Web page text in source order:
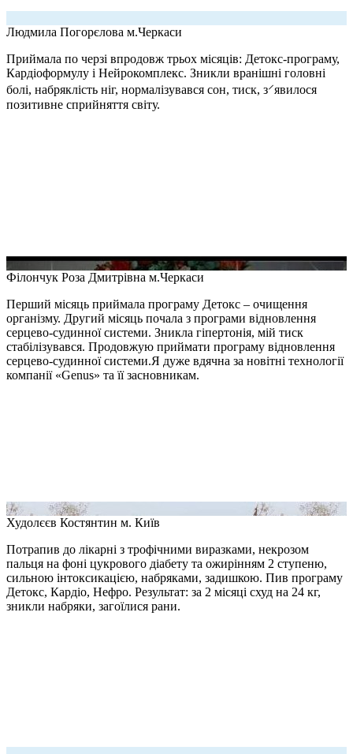
Людмила Погорєлова м.Черкаси
Приймала по черзі впродовж трьох місяців: Детокс-програму,
Кардіоформулу і Нейрокомплекс. Зникли вранішні головні
болі, набряклість ніг, нормалізувався сон, тиск, з⸍явилося
позитивне сприйняття світу.
Філончук Роза Дмитрівна м.Черкаси
Перший місяць приймала програму Детокс – очищення
організму. Другий місяць почала з програми відновлення
серцево-судинної системи. Зникла гіпертонія, мій тиск
стабілізувався. Продовжую приймати програму відновлення
серцево-судинної системи.Я дуже вдячна за новітні технології
компанії «Genus» та її засновникам.
Худолєєв Костянтин м. Київ
Потрапив до лікарні з трофічними виразками, некрозом
пальця на фоні цукрового діабету та ожирінням 2 ступеню,
сильною інтоксикацією, набряками, задишкою. Пив програму
Детокс, Кардіо, Нефро. Результат: за 2 місяці схуд на 24 кг,
зникли набряки, загоїлися рани.